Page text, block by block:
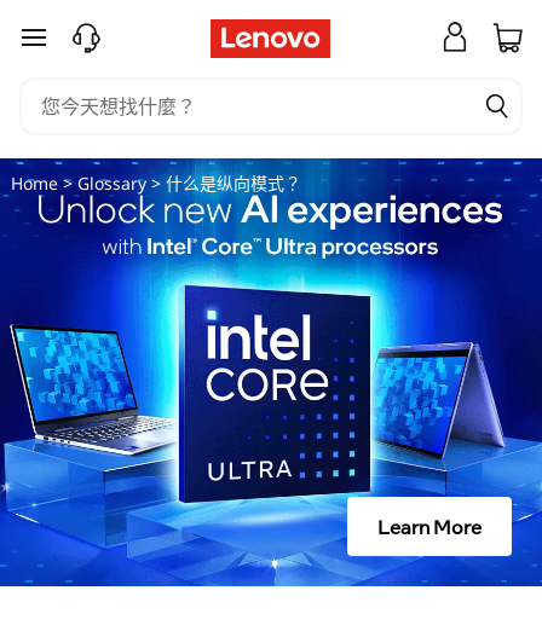
什
纵
向
式
？
跳至主要內容
Home> Glossary> 什么是纵向模式？
Learn More